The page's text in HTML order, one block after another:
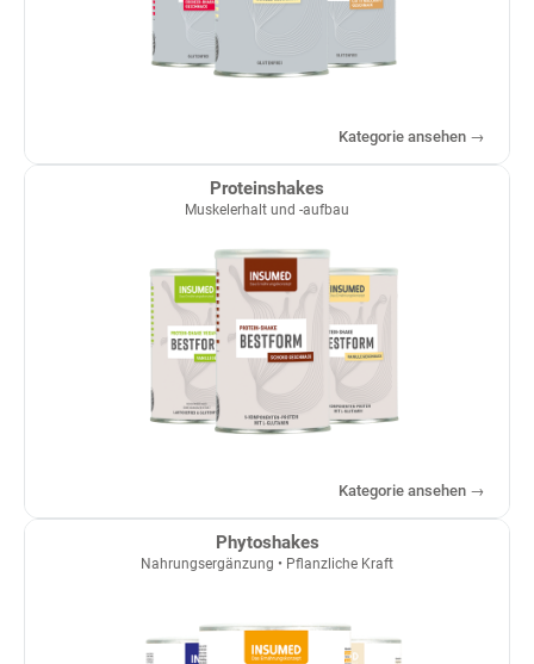
Kategorie ansehen →
Proteinshakes
Muskelerhalt und -aufbau
Kategorie ansehen →
Phytoshakes
Nahrungsergänzung • Pflanzliche Kraft